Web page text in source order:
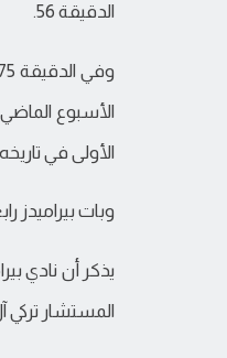
الدقيقة 56.
الأولى في تاريخه.
وبات بيراميدز
المستشار تركي آل